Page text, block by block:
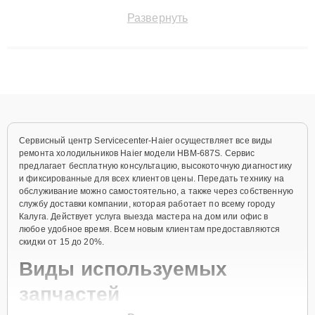
сохранением гарантии до 3 лет. Наши мастера решают
Развернуть
Сервисный центр Servicecenter-Haier осуществляет все виды
ремонта холодильников Haier модели HBM-687S. Сервис
предлагает бесплатную консультацию, высокоточную диагностику
и фиксированные для всех клиентов цены. Передать технику на
обслуживание можно самостоятельно, а также через собственную
службу доставки компании, которая работает по всему городу
Калуга. Действует услуга выезда мастера на дом или офис в
любое удобное время. Всем новым клиентам предоставляются
скидки от 15 до 20%.
Виды используемых
запчастей